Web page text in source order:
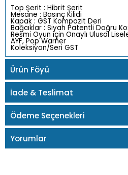
Top Şerit : Hibrit Şerit
Mesane : Basınç Kilidi
Kapak : GST Kompozit Deri
Bağcıklar : Siyah Patentli Doğru
Resmi Oyun için Onaylı Ulusal
AYF, Pop Warner
Koleksiyon/Seri GST
Ürün Föyü
İade & Teslimat
Ödeme Seçenekleri
Yorumlar